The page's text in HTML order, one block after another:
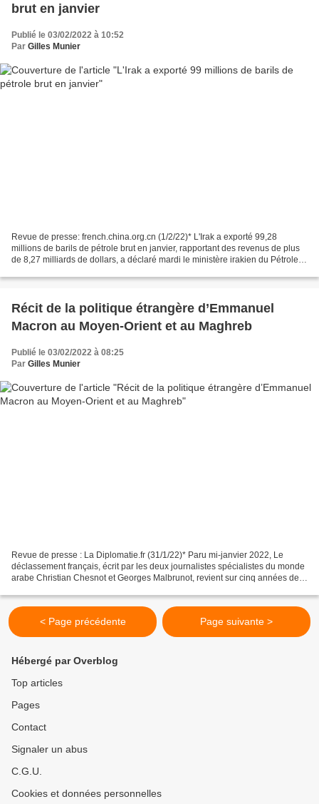
brut en janvier
Publié le 03/02/2022 à 10:52
Par Gilles Munier
Revue de presse: french.china.org.cn (1/2/22)* L'Irak a exporté 99,28
millions de barils de pétrole brut en janvier, rapportant des revenus de plus
de 8,27 milliards de dollars, a déclaré mardi le ministère irakien du Pétrole.
Récit de la politique étrangère d’Emmanuel
Macron au Moyen-Orient et au Maghreb
Publié le 03/02/2022 à 08:25
Par Gilles Munier
Revue de presse : La Diplomatie.fr (31/1/22)* Paru mi-janvier 2022, Le
déclassement français, écrit par les deux journalistes spécialistes du monde
arabe Christian Chesnot et Georges Malbrunot, revient sur cinq années de
< Page précédente Page suivante >
Hébergé par Overblog
Top articles
Pages
Contact
Signaler un abus
C.G.U.
Cookies et données personnelles